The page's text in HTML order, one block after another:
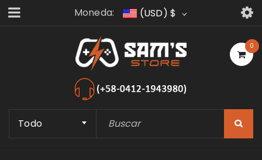
Moneda: (USD)$
0
Todo